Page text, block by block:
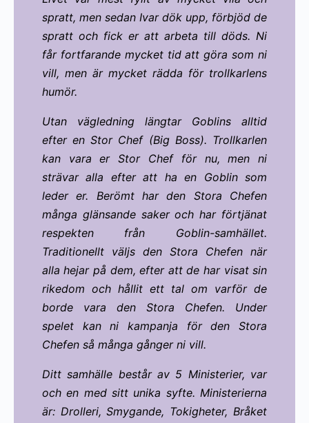
spratt, men sedan Ivar dök upp, förbjöd de
spratt och fick er att arbeta till döds. Ni
får fortfarande mycket tid att göra som ni
vill, men är mycket rädda för trollkarlens
humör.
Utan vägledning längtar Goblins alltid
efter en Stor Chef (Big Boss). Trollkarlen
kan vara er Stor Chef för nu, men ni
strävar alla efter att ha en Goblin som
leder er. Berömt har den Stora Chefen
många glänsande saker och har förtjänat
respekten från Goblin-samhället.
Traditionellt väljs den Stora Chefen när
alla hejar på dem, efter att de har visat sin
rikedom och hållit ett tal om varför de
borde vara den Stora Chefen. Under
spelet kan ni kampanja för den Stora
Chefen så många gånger ni vill.
Ditt samhälle består av 5 Ministerier, var
och en med sitt unika syfte. Ministerierna
är: Drolleri, Smygande, Tokigheter, Bråket